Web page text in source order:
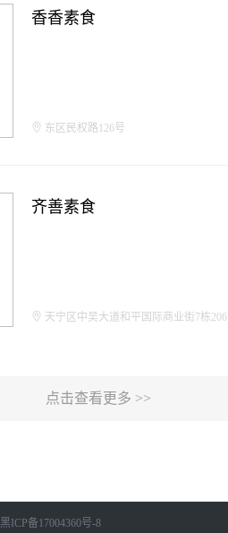
香香素食
东区民权路126号
齐善素食
天宁区中吴大道和平国际商业街7栋206
点击查看更多 >>
黑ICP备17004360号-8